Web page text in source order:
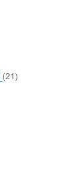
(21)